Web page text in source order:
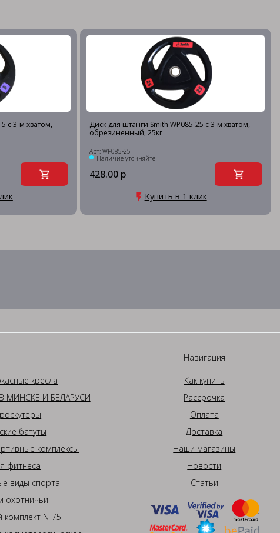
c 3-м хватом,
Диск для штанги Smith WP085-25 c 3-м хватом,
обрезиненный, 25кг
Арт: WP085-25
Наличие уточняйте
428.00 р
Купить в 1 клик
кресла
МИНСКЕ И БЕЛАРУСИ
батуты
комплексы
фитнеса
виды спорта
охотничьи
N-75
Навигация
Как купить
Рассрочка
Оплата
Доставка
Наши магазины
Новости
Статьи